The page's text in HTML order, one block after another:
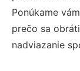
Ponúkame
prečo sa
nadviazanie